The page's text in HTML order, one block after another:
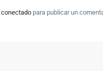
conectado para publicar un